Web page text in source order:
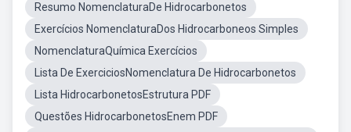
Resumo NomenclaturaDe Hidrocarbonetos
Exercícios NomenclaturaDos Hidrocarboneos Simples
NomenclaturaQuímica Exercícios
Lista De ExerciciosNomenclatura De Hidrocarbonetos
Lista HidrocarbonetosEstrutura PDF
Questões HidrocarbonetosEnem PDF